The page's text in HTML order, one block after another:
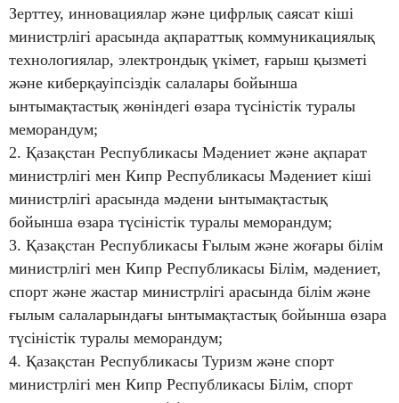
Зерттеу, инновациялар және цифрлық саясат кіші
министрлігі арасында ақпараттық коммуникациялық
технологиялар, электрондық үкімет, ғарыш қызметі
және киберқауіпсіздік салалары бойынша
ынтымақтастық жөніндегі өзара түсіністік туралы
меморандум;
2. Қазақстан Республикасы Мәдениет және ақпарат
министрлігі мен Кипр Республикасы Мәдениет кіші
министрлігі арасында мәдени ынтымақтастық
бойынша өзара түсіністік туралы меморандум;
3. Қазақстан Республикасы Ғылым және жоғары білім
министрлігі мен Кипр Республикасы Білім, мәдениет,
спорт және жастар министрлігі арасында білім және
ғылым салаларындағы ынтымақтастық бойынша өзара
түсіністік туралы меморандум;
4. Қазақстан Республикасы Туризм және спорт
министрлігі мен Кипр Республикасы Білім, спорт